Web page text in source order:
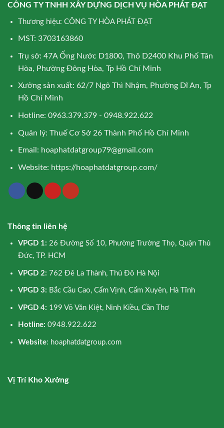
CÔNG TY TNHH XÂY DỰNG DỊCH VỤ HÒA PHÁT ĐẠT
Thương hiệu: CÔNG TY HÒA PHÁT ĐẠT
MST: 3703163860
Trụ sở: 47A Ống Nước D1800, Thô D2400 Khu Phố Tân
Hòa, Phường Đông Hòa, Tp Hồ Chí Minh
Xưởng sản xuất: 62/7 Ngô Thì Nhậm, Phường Dĩ An, Tp
Hồ Chí Minh
Hotline: 0963.379.379 - 0948.922.622
Quản lý: Thuế Cơ Sở 26 Thành Phố Hồ Chí Minh
Email: hoaphatdatgroup79@gmail.com
Website: https://hoaphatdatgroup.com/
Thông tin liên hệ
VPGD 1: 26 Đường Số 10, Phường Trường Thọ, Quận Thủ
Đức, TP. HCM
VPGD 2: 762 Đê La Thành, Thủ Đô Hà Nội
VPGD 3: Bắc Cầu Cao, Cẩm Vịnh, Cẩm Xuyên, Hà Tĩnh
VPGD 4: 199 Võ Văn Kiệt, Ninh Kiều, Cần Thơ
Hotline: 0948.922.622
Website: hoaphatdatgroup.com
Vị Trí Kho Xưởng